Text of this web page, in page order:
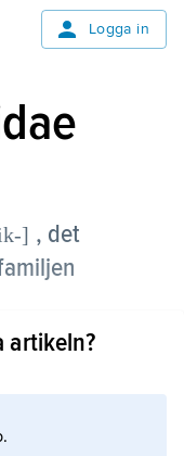
Logga in
] , det
artikeln?